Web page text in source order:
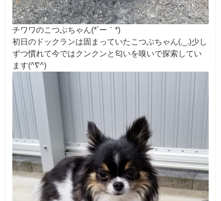
チワワのこつぶちゃん(*´ー｀*)
初日のドックランは固まっていたこつぶちゃん(._.)少し
ずつ慣れて今ではクンクンと匂いを嗅いで探索してい
ます(^∇^)